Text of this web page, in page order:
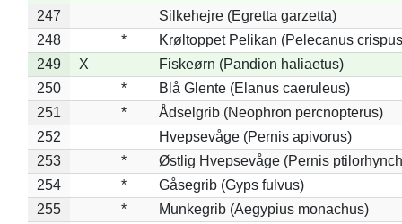
247
Silkehejre (Egretta garzetta)
248
*
Krøltoppet Pelikan (Pelecanus
249
X
Fiskeørn (Pandion haliaetus)
250
*
Blå Glente (Elanus caeruleus)
251
*
Ådselgrib (Neophron percnopterus)
252
Hvepsevåge (Pernis apivorus)
253
*
Østlig Hvepsevåge (Pernis
254
*
Gåsegrib (Gyps fulvus)
255
*
Munkegrib (Aegypius monachus)